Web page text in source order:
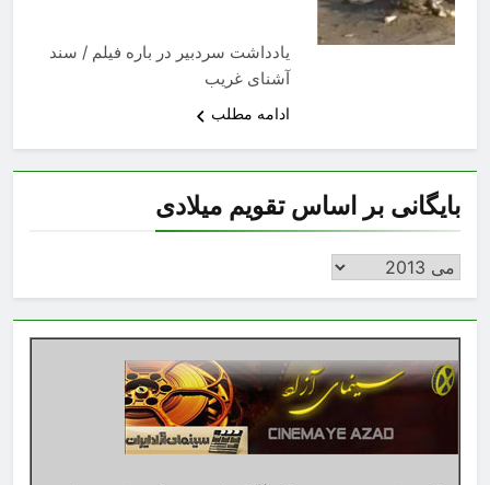
یادداشت سردبیر در باره فیلم / سند
آشنای غریب
ادامه مطلب
بایگانی بر اساس تقویم میلادی
بایگانی
اساس
تقویم
میلادی